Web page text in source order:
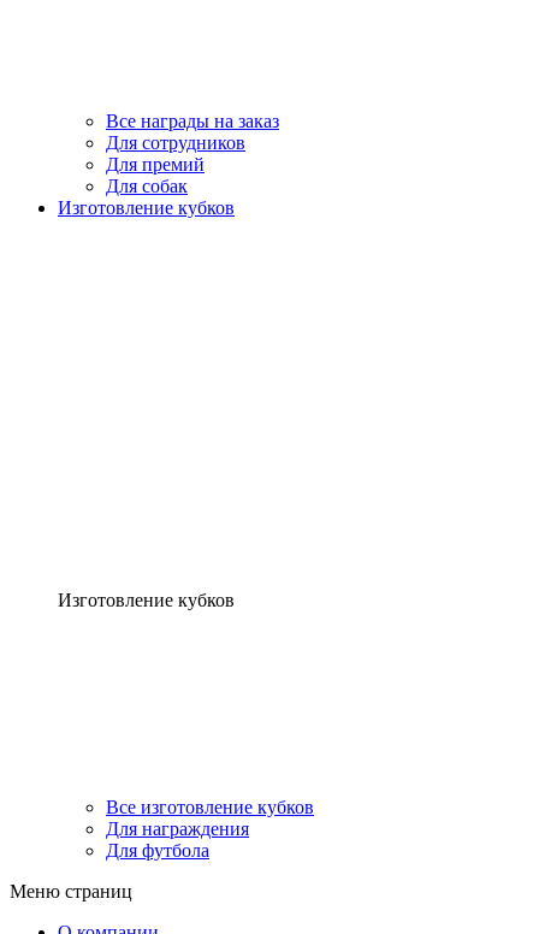
Все награды на заказ
Для сотрудников
Для премий
Для собак
Изготовление кубков
Изготовление кубков
Все изготовление кубков
Для награждения
Для футбола
Меню страниц